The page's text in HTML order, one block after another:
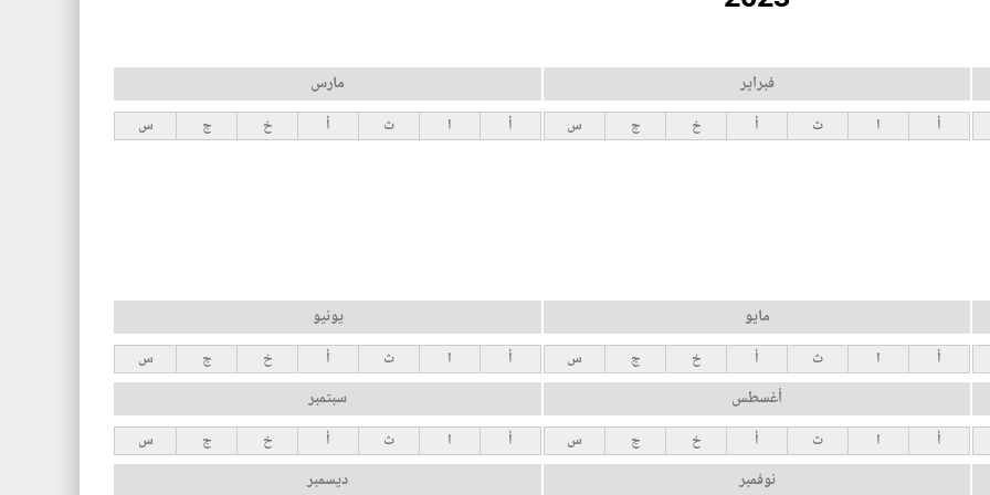
فبراير
أ ا ث أ خ ج س
مارس
أ ا ث أ خ ج س
مايو
أ ا ث أ خ ج س
يونيو
أ ا ث أ خ ج س
أغسطس
أ ا ث أ خ ج س
سبتمبر
أ ا ث أ خ ج س
نوفمبر ديسمبر